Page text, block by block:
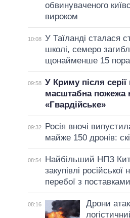
обвинуваченого
вироком
10:08 У Таїланді сталася
школі, семеро
щонайменше 15
09:58 У Криму після серії
масштабна пожежа
«Гвардійське»
09:32
Росія вночі
майже 150 дронів:
08:54
Найбільший НПЗ
закупівлі
перебої з
08:16
Дрони